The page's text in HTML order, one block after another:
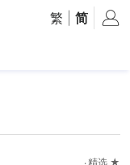
繁 简
精选 ★